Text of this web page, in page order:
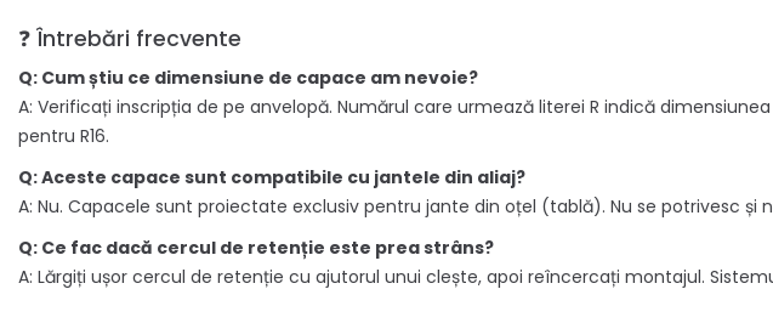
❓ Întrebări frecvente
Q: Cum știu ce dimensiune de capace am nevoie?
A: Verificați inscripția de pe anvelopă. Numărul care urmează literei R indică
pentru R16.
Q: Aceste capace sunt compatibile cu jantele din aliaj?
A: Nu. Capacele sunt proiectate exclusiv pentru jante din oțel (tablă). Nu se potrivesc și
Q: Ce fac dacă cercul de retenție este prea strâns?
A: Lărgiți ușor cercul de retenție cu ajutorul unui clește, apoi reîncercați montajul.